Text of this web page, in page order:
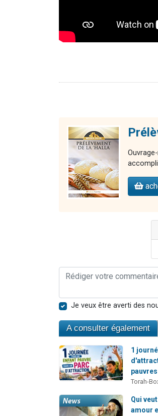
Je veux être averti des
A consulter également
1
pauvres
Torah-
Qui
amour